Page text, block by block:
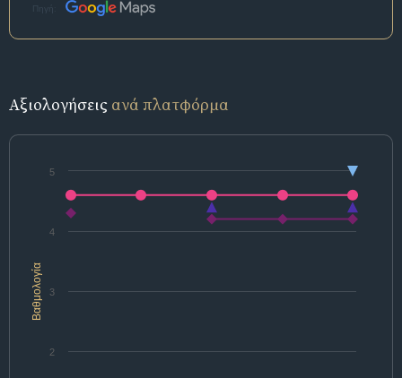
Πηγή:
Αξιολογήσεις ανά πλατφόρμα
Βαθμολογία
2
3
4
5